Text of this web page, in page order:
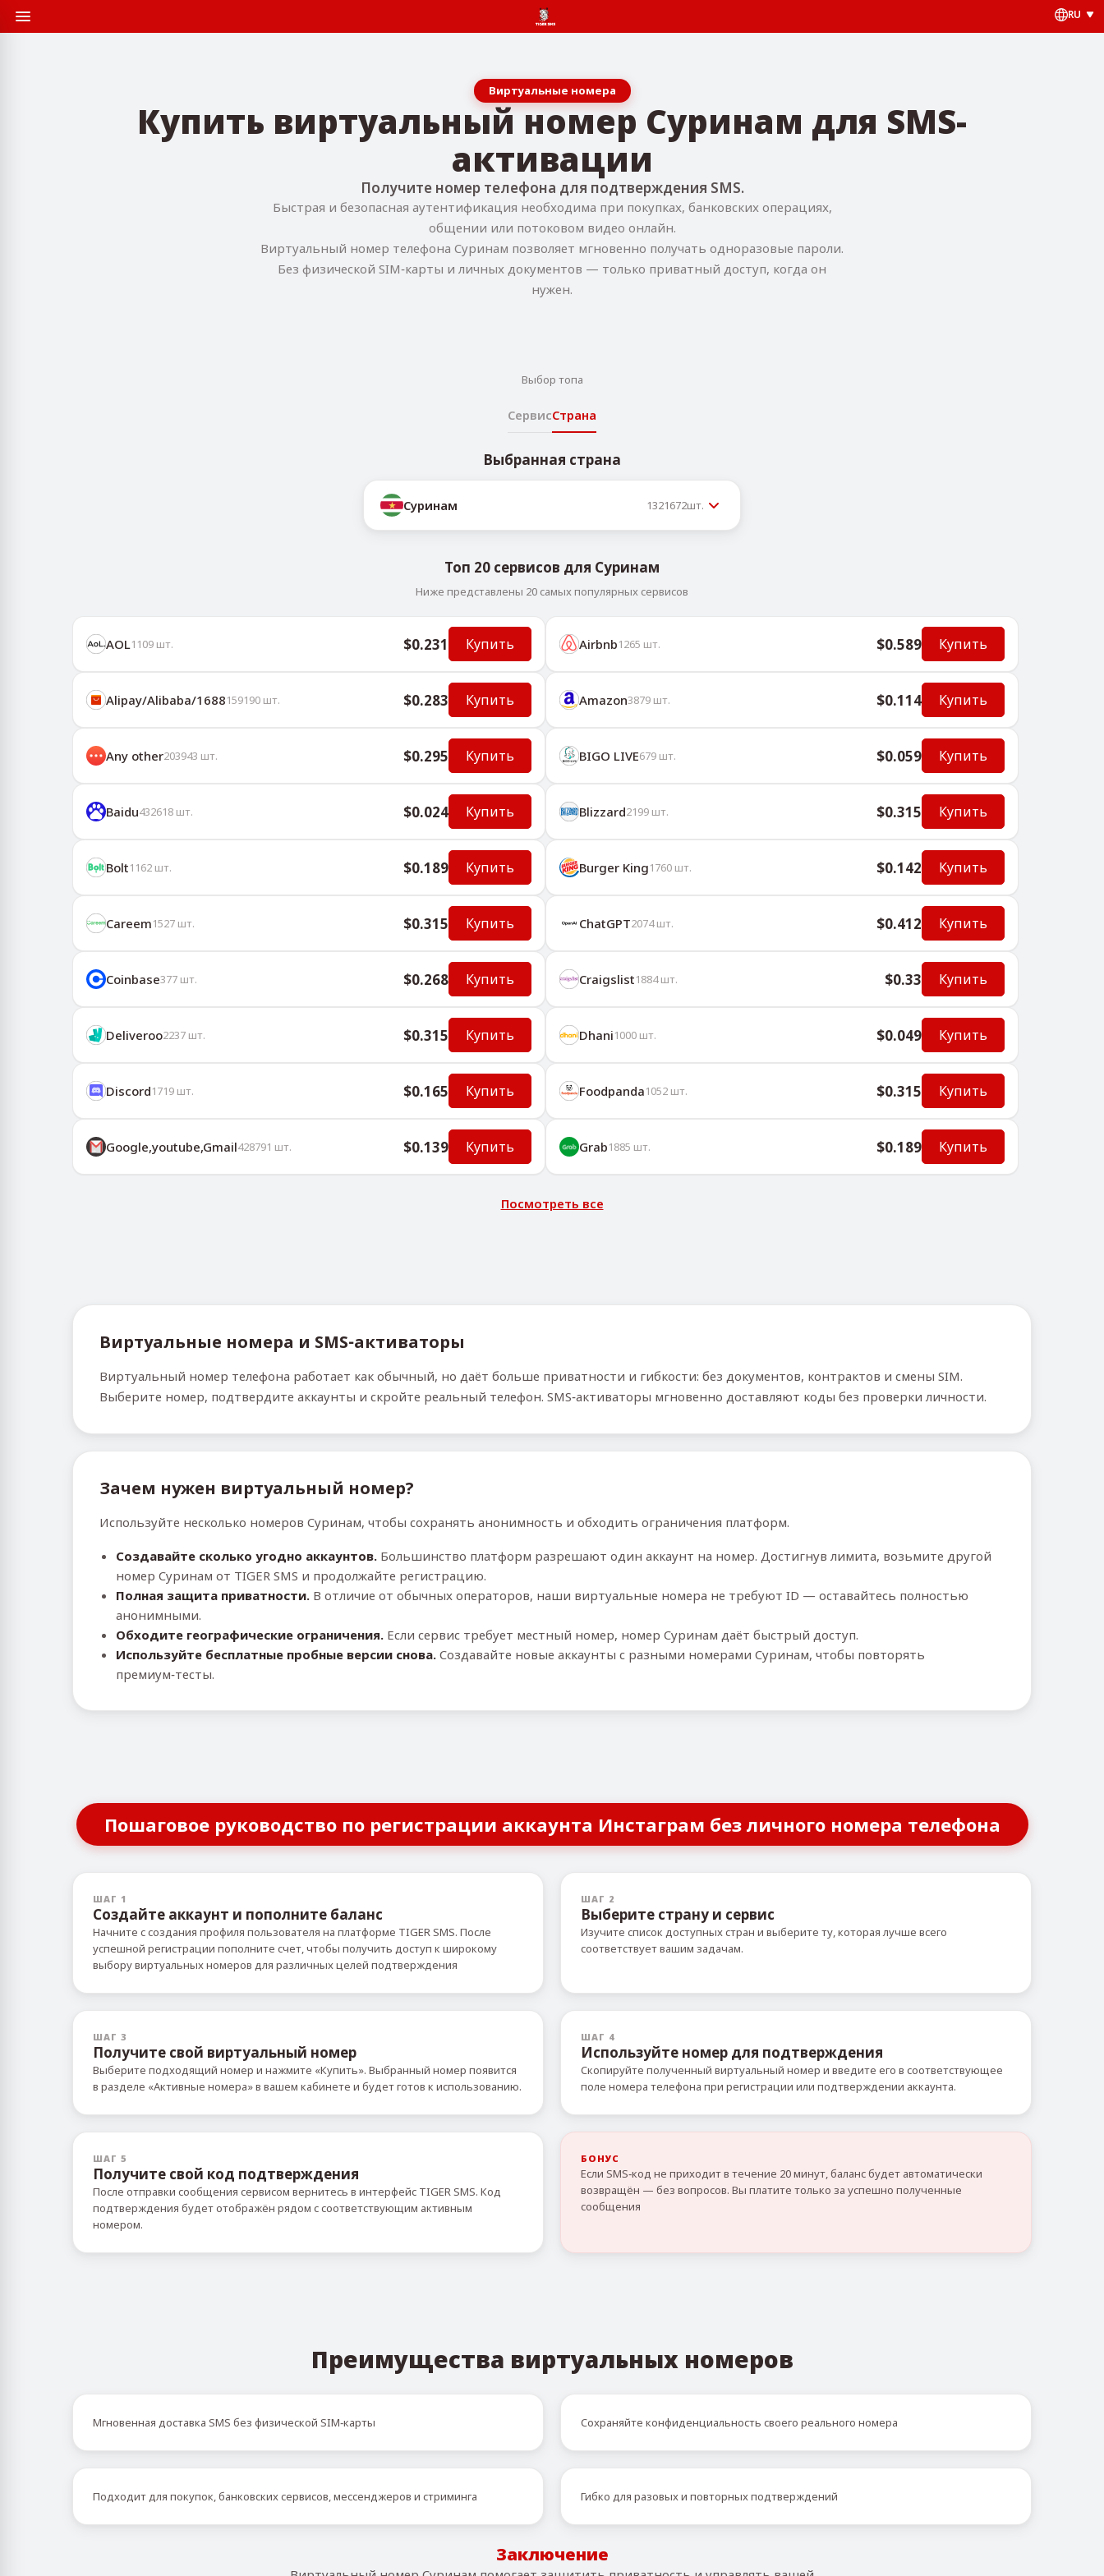
RU
Виртуальные номера
Купить виртуальный номер Суринам для SMS-
активации
Получите номер телефона для подтверждения SMS.
Быстрая и безопасная аутентификация необходима при покупках, банковских операциях,
общении или потоковом видео онлайн.
Виртуальный номер телефона Суринам позволяет мгновенно получать одноразовые пароли.
Без физической SIM‑карты и личных документов — только приватный доступ, когда он
нужен.
Выбор топа
СервисСтрана
Выбранная страна
Суринам 1321672шт.
Топ 20 сервисов для Суринам
Ниже представлены 20 самых популярных сервисов
AOL1109 шт. $0.231 Купить Airbnb1265 шт. $0.589 Купить
Alipay/Alibaba/1688159190 шт. $0.283 Купить Amazon3879 шт. $0.114 Купить
Any other203943 шт. $0.295 Купить BIGO LIVE679 шт. $0.059 Купить
Baidu432618 шт. $0.024 Купить Blizzard2199 шт. $0.315 Купить
Bolt1162 шт. $0.189 Купить Burger King1760 шт. $0.142 Купить
Careem1527 шт. $0.315 Купить ChatGPT2074шт. $0.412 Купить
Coinbase377 шт. $0.268 Купить Craigslist1884шт. $0.33 Купить
Deliveroo2237 шт. $0.315 Купить Dhani1000 шт. $0.049 Купить
Discord1719 шт. $0.165 Купить Foodpanda1052 шт. $0.315 Купить
Google,youtube,Gmail428791 шт. $0.139 Купить Grab1885 шт. $0.189 Купить
Посмотреть все
Виртуальные номера и SMS‑активаторы
Виртуальный номер телефона работает как обычный, но даёт больше приватности и гибкости: без документов, контрактов и смены SIM.
Выберите номер, подтвердите аккаунты и скройте реальный телефон. SMS‑активаторы мгновенно доставляют коды без проверки личности.
Зачем нужен виртуальный номер?
Используйте несколько номеров Суринам, чтобы сохранять анонимность и обходить ограничения платформ.
Создавайте сколько угодно аккаунтов. Большинство платформ разрешают один аккаунт на номер. Достигнув лимита, возьмите другой
номер Суринам от TIGER SMS и продолжайте регистрацию.
Полная защита приватности. В отличие от обычных операторов, наши виртуальные номера не требуют ID — оставайтесь полностью
анонимными.
Обходите географические ограничения. Если сервис требует местный номер, номер Суринам даёт быстрый доступ.
Используйте бесплатные пробные версии снова. Создавайте новые аккаунты с разными номерами Суринам, чтобы повторять
премиум‑тесты.
Пошаговое руководство по регистрации аккаунта Инстаграм без личного номера телефона
ШАГ 1
Создайте аккаунт и пополните баланс
Начните с создания профиля пользователя на платформе TIGER SMS. После
успешной регистрации пополните счет, чтобы получить доступ к широкому
выбору виртуальных номеров для различных целей подтверждения
ШАГ 2
Выберите страну и сервис
Изучите список доступных стран и выберите ту, которая лучше всего
соответствует вашим задачам.
ШАГ 3
Получите свой виртуальный номер
Выберите подходящий номер и нажмите «Купить». Выбранный номер появится
в разделе «Активные номера» в вашем кабинете и будет готов к использованию.
ШАГ 4
Используйте номер для подтверждения
Скопируйте полученный виртуальный номер и введите его в соответствующее
поле номера телефона при регистрации или подтверждении аккаунта.
ШАГ 5
Получите свой код подтверждения
После отправки сообщения сервисом вернитесь в интерфейс TIGER SMS. Код
подтверждения будет отображён рядом с соответствующим активным
номером.
БОНУС
Если SMS‑код не приходит в течение 20 минут, баланс будет автоматически
возвращён — без вопросов. Вы платите только за успешно полученные
сообщения
Преимущества виртуальных номеров
Мгновенная доставка SMS без физической SIM‑карты Сохраняйте конфиденциальность своего реального номера
Подходит для покупок, банковских сервисов, мессенджеров и стриминга Гибко для разовых и повторных подтверждений
Заключение